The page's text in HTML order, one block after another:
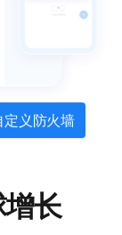
定义防火墙
长